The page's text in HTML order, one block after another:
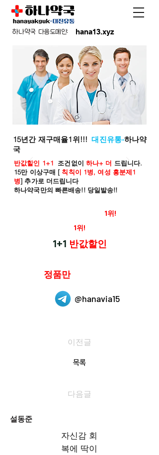
hana13.xyz
하나약국 다음도메인:
15년간 재구매율1위!!!대진유통-하나약
국
반값할인 1+1 조건없이 하나+ 더 드립니다.
15만 이상구매 [ 칙칙이 1병, 여성 흥분제1
병] 추가로 더드립니다
하나약국만의 빠른배송!! 당일발송!!
1위!
1위!
1+1 반값할인
정품만
@hanavia15
이전글
목록
다음글
설동준
자신감 회
복에 딱이